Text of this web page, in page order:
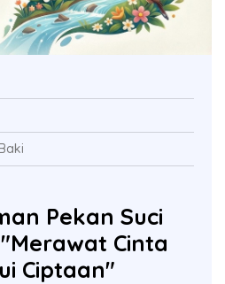
Pekan Suci
Cinta
Ciptaan"